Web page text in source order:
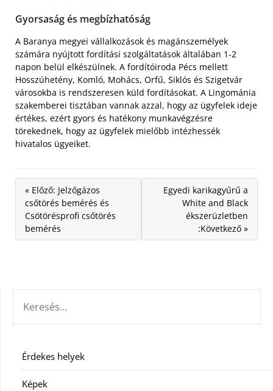
Gyorsaság és megbízhatóság
A Baranya megyei vállalkozások és magánszemélyek
számára nyújtott fordítási szolgáltatások általában 1-2
napon belül elkészülnek. A fordítóiroda Pécs mellett
Hosszúhetény, Komló, Mohács, Orfű, Siklós és Szigetvár
városokba is rendszeresen küld fordításokat. A Lingománia
szakemberei tisztában vannak azzal, hogy az ügyfelek ideje
értékes, ezért gyors és hatékony munkavégzésre
törekednek, hogy az ügyfelek mielőbb intézhessék
hivatalos ügyeiket.
« Előző: Jelzőgázos
csőtörés bemérés és
Csötörésprofi csőtörés
bemérés
Egyedi karikagyűrű a
White and Black
ékszerüzletben
:Következő »
Érdekes helyek
Képek